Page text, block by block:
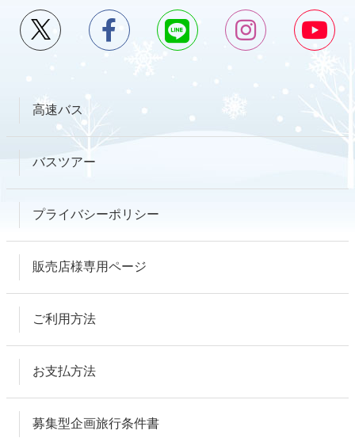
高速バス
バスツアー
プライバシーポリシー
販売店様専用ページ
ご利用方法
お支払方法
募集型企画旅行条件書